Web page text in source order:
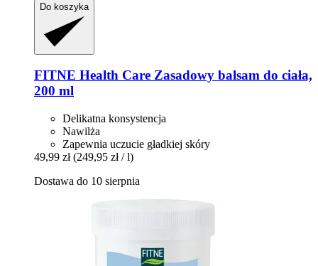
Do koszyka
FITNE Health Care Zasadowy balsam do ciała,
200 ml
Delikatna konsystencja
Nawilża
Zapewnia uczucie gładkiej skóry
49,99 zł (249,95 zł / l)
Dostawa do 10 sierpnia